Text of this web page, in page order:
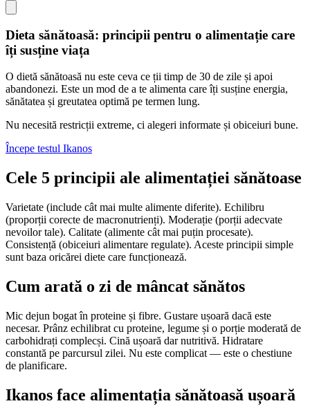
Dieta sănătoasă: principii pentru o alimentație care
îți susține viața
O dietă sănătoasă nu este ceva ce ții timp de 30 de zile și apoi
abandonezi. Este un mod de a te alimenta care îți susține energia,
sănătatea și greutatea optimă pe termen lung.
Nu necesită restricții extreme, ci alegeri informate și obiceiuri bune.
Începe testul Ikanos
Cele 5 principii ale alimentației sănătoase
Varietate (include cât mai multe alimente diferite). Echilibru
(proporții corecte de macronutrienți). Moderație (porții adecvate
nevoilor tale). Calitate (alimente cât mai puțin procesate).
Consistență (obiceiuri alimentare regulate). Aceste principii simple
sunt baza oricărei diete care funcționează.
Cum arată o zi de mâncat sănătos
Mic dejun bogat în proteine și fibre. Gustare ușoară dacă este
necesar. Prânz echilibrat cu proteine, legume și o porție moderată de
carbohidrați complecși. Cină ușoară dar nutritivă. Hidratare
constantă pe parcursul zilei. Nu este complicat — este o chestiune
de planificare.
Ikanos face alimentația sănătoasă ușoară